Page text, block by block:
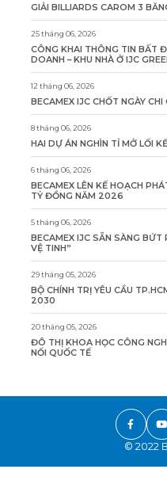
GIẢI BILLIARDS CAROM 3
25 tháng 06, 2026
CÔNG KHAI THÔNG TIN BẤT
DOANH – KHU NHÀ Ở IJC
12 tháng 06, 2026
BECAMEX IJC CHỐT NGÀY
8 tháng 06, 2026
HAI DỰ ÁN NGHÌN TỈ MỞ LỐI
6 tháng 06, 2026
BECAMEX LÊN KẾ HOẠCH
TỶ ĐỒNG NĂM 2026
5 tháng 06, 2026
BECAMEX IJC SẴN SÀNG
VỆ TINH”
29 tháng 05, 2026
BỘ CHÍNH TRỊ YÊU CẦU
2030
20 tháng 05, 2026
ĐÔ THỊ KHOA HỌC CÔNG
NỐI QUỐC TẾ
© 2022